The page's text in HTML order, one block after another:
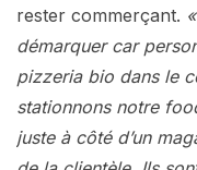
rester commerçant.
démarquer car
pizzeria bio dans le
stationnons notre
juste à côté d’un